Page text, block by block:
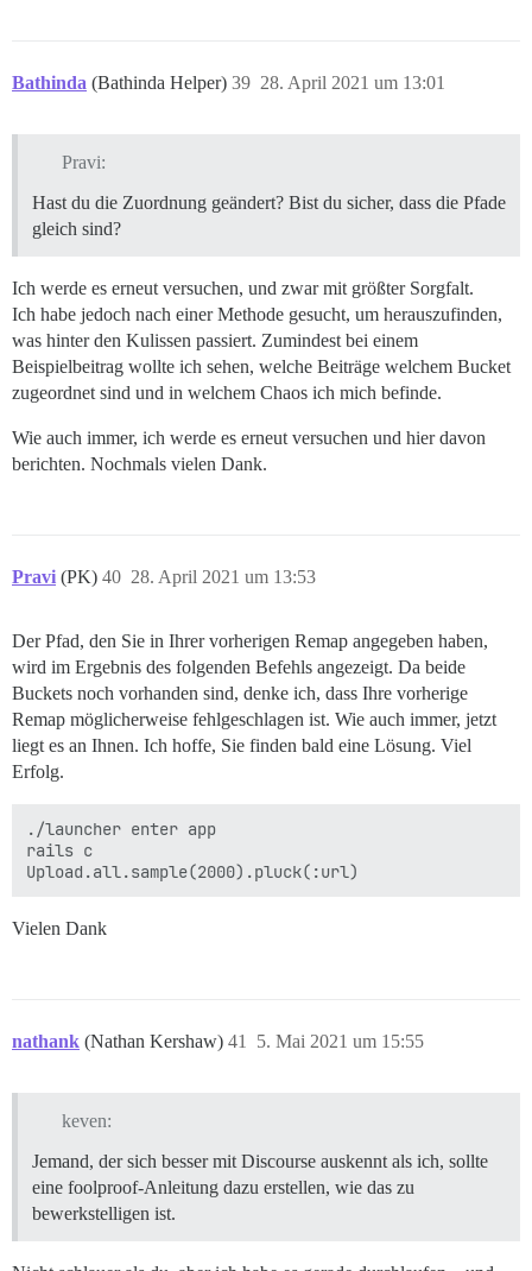
Bathinda (Bathinda Helper) 28. April 2021 um 13:01
39
Pravi:
Hast du die Zuordnung geändert? Bist du sicher, dass die Pfade
gleich sind?
Ich werde es erneut versuchen, und zwar mit größter Sorgfalt.
Ich habe jedoch nach einer Methode gesucht, um herauszufinden,
was hinter den Kulissen passiert. Zumindest bei einem
Beispielbeitrag wollte ich sehen, welche Beiträge welchem Bucket
zugeordnet sind und in welchem Chaos ich mich befinde.
Wie auch immer, ich werde es erneut versuchen und hier davon
berichten. Nochmals vielen Dank.
Pravi (PK) 28. April 2021 um 13:53
40
Der Pfad, den Sie in Ihrer vorherigen Remap angegeben haben,
wird im Ergebnis des folgenden Befehls angezeigt. Da beide
Buckets noch vorhanden sind, denke ich, dass Ihre vorherige
Remap möglicherweise fehlgeschlagen ist. Wie auch immer, jetzt
liegt es an Ihnen. Ich hoffe, Sie finden bald eine Lösung. Viel
Erfolg.
./launcher enter app
rails c
Vielen Dank
nathank (Nathan Kershaw) 5. Mai 2021 um 15:55
41
keven:
Jemand, der sich besser mit Discourse auskennt als ich, sollte
eine foolproof-Anleitung dazu erstellen, wie das zu
bewerkstelligen ist.